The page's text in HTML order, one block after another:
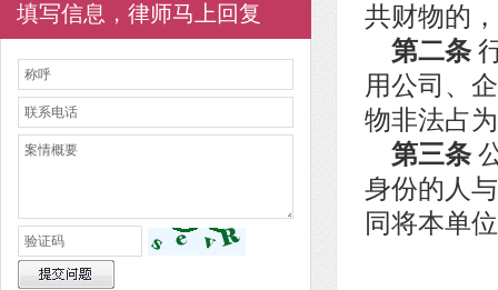
填写信息，律师马上回复
共财物的
第二条
用公司、
物非法占
第三条
身份的人
同将本单